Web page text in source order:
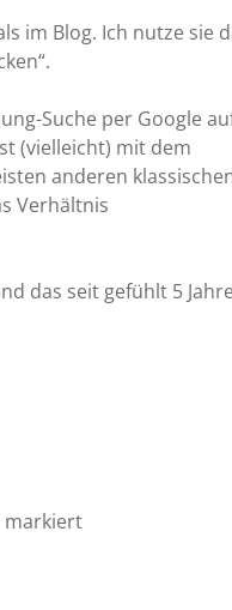
im Blog. Ich nutze sie
Suche per Google
(vielleicht) mit dem
anderen
Verhältnis
das seit gefühlt 5
markiert